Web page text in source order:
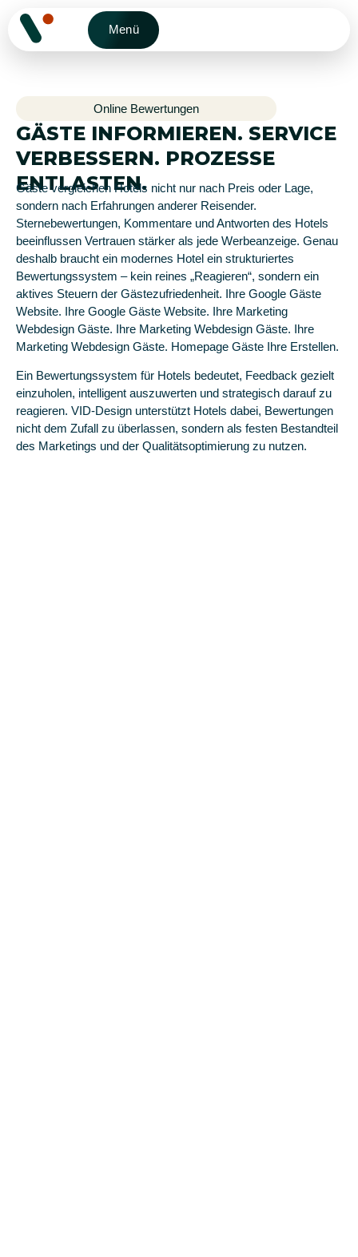
Menü
Online Bewertungen
GÄSTE INFORMIEREN. SERVICE
VERBESSERN. PROZESSE
ENTLASTEN.
Gäste vergleichen Hotels nicht nur nach Preis oder Lage,
sondern nach Erfahrungen anderer Reisender.
Sternebewertungen, Kommentare und Antworten des Hotels
beeinflussen Vertrauen stärker als jede Werbeanzeige. Genau
deshalb braucht ein modernes Hotel ein strukturiertes
Bewertungssystem – kein reines „Reagieren“, sondern ein
aktives Steuern der Gästezufriedenheit. Ihre Google Gäste
Website. Ihre Google Gäste Website. Ihre Marketing
Webdesign Gäste. Ihre Marketing Webdesign Gäste. Ihre
Marketing Webdesign Gäste. Homepage Gäste Ihre Erstellen.
Ein Bewertungssystem für Hotels bedeutet, Feedback gezielt
einzuholen, intelligent auszuwerten und strategisch darauf zu
reagieren. VID-Design unterstützt Hotels dabei, Bewertungen
nicht dem Zufall zu überlassen, sondern als festen Bestandteil
des Marketings und der Qualitätsoptimierung zu nutzen.